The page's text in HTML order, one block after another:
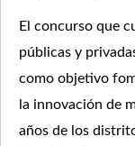
El concurso que
públicas y
como objetivo
la innovación de
años de los